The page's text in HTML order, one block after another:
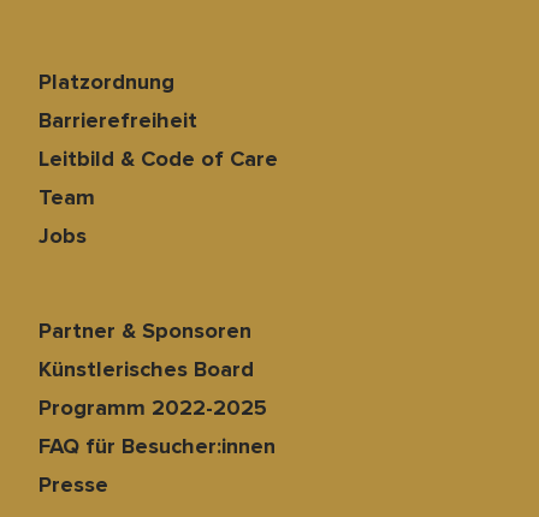
Platzordnung
Barrierefreiheit
Leitbild & Code of Care
Team
Jobs
Partner & Sponsoren
Künstlerisches Board
Programm 2022-2025
FAQ für Besucher:innen
Presse